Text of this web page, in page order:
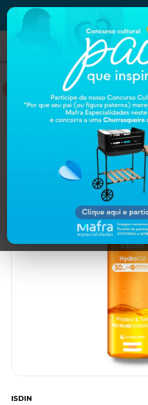
PRIMEIRA COMPRA NA MAFRA?
GANHE
Home
ISDIN